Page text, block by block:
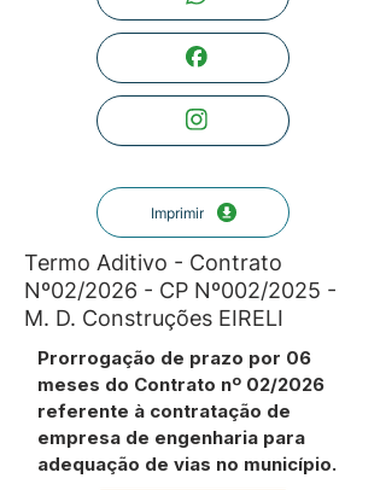
Imprimir
Termo Aditivo - Contrato
Nº02/2026 - CP Nº002/2025 -
M. D. Construções EIRELI
Prorrogação de prazo por 06
meses do Contrato nº 02/2026
referente à contratação de
empresa de engenharia para
adequação de vias no município.